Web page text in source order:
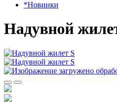
*Новинки
Надувной